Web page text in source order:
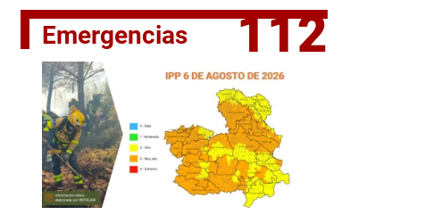
El jefe del Ejecutivo castellanomanchego, Emiliano García-
Emergencias 112